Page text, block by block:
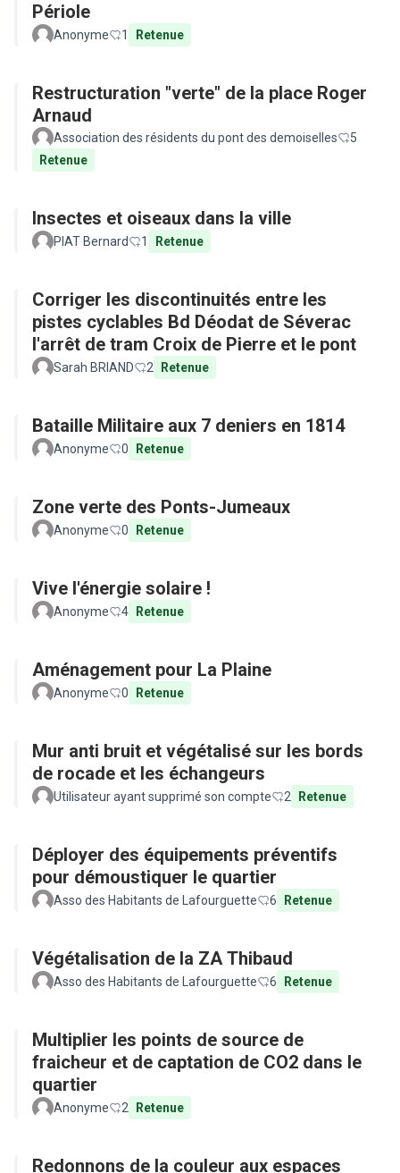
Périole
Anonyme 1 Retenue
Restructuration "verte" de la place Roger
Arnaud
Association des résidents du pont des demoiselles
5
Retenue
Insectes et oiseaux dans la ville
PIAT Bernard 1 Retenue
Corriger les discontinuités entre les
pistes cyclables Bd Déodat de Séverac
l'arrêt de tram Croix de Pierre et le pont
Sarah BRIAND 2 Retenue
Bataille Militaire aux 7 deniers en 1814
Anonyme 0 Retenue
Zone verte des Ponts-Jumeaux
Anonyme 0 Retenue
Vive l'énergie solaire !
Anonyme 4 Retenue
Aménagement pour La Plaine
Anonyme 0 Retenue
Mur anti bruit et végétalisé sur les bords
de rocade et les échangeurs
Utilisateur ayant supprimé son compte 2 Retenue
Déployer des équipements préventifs
pour démoustiquer le quartier
Asso des Habitants de Lafourguette 6 Retenue
Végétalisation de la ZA Thibaud
Asso des Habitants de Lafourguette 6 Retenue
Multiplier les points de source de
fraicheur et de captation de CO2 dans le
quartier
Anonyme 2 Retenue
Redonnons de la couleur aux espaces